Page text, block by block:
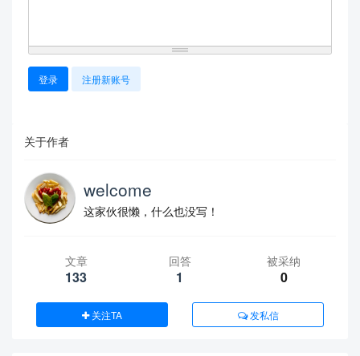
登录 注册新账号
关于作者
welcome
这家伙很懒，什么也没写！
文章
133
回答
1
被采纳
0
关注TA 发私信